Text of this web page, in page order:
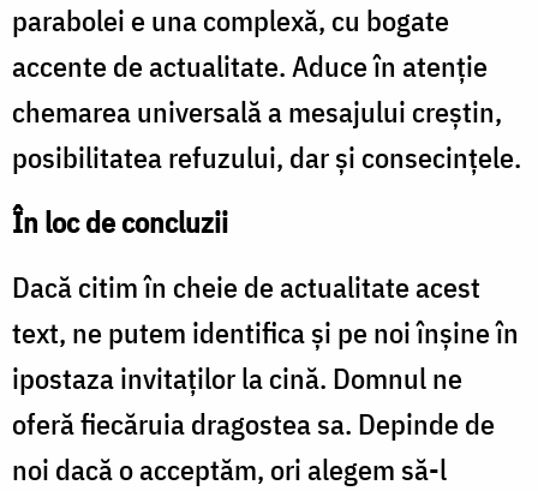
parabolei e una complexă, cu bogate
accente de actualitate. Aduce în atenție
chemarea universală a mesajului creștin,
posibilitatea refuzului, dar și consecințele.
În loc de concluzii
Dacă citim în cheie de actualitate acest
text, ne putem identifica și pe noi înșine în
ipostaza invitaților la cină. Domnul ne
oferă fiecăruia dragostea sa. Depinde de
noi dacă o acceptăm, ori alegem să-l